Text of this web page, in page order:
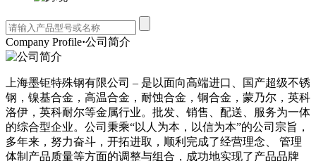
Company Profile·公司简介
上海墨钜特殊钢有限公司 – 是以面向高端进口、国产超级不锈
钢，镍基合金，高温合金，耐蚀合金，铜合金，蒙乃尔，英科
洛伊，英科耐尔等金属行业。批发、销售、配送、服务为一体
的综合型企业。公司秉乘“以人为本，以信为本”的公司宗旨，
多年来，努力奋斗，开拓进取，顺利完成了经营理念、 管理
体制产品质量等方面的调整与组合，成功地实现了产品品牌